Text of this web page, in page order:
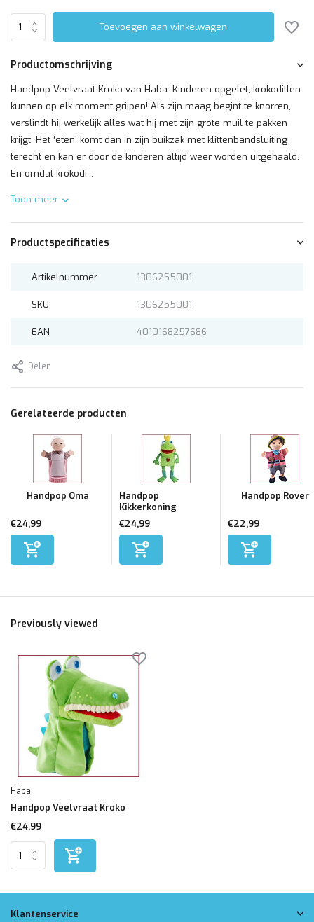
Toevoegen aan winkelwagen
Productomschrijving
Handpop Veelvraat Kroko van Haba. Kinderen opgelet, krokodillen
kunnen op elk moment grijpen! Als zijn maag begint te knorren,
verslindt hij werkelijk alles wat hij met zijn grote muil te pakken
krijgt. Het ‘eten’ komt dan in zijn buikzak met klittenbandsluiting
terecht en kan er door de kinderen altijd weer worden uitgehaald.
En omdat krokodi...
Toon meer
Productspecificaties
Artikelnummer 1306255001
SKU 1306255001
EAN 4010168257686
Delen
Gerelateerde producten
Handpop Oma
€24,99
Handpop
Kikkerkoning
€24,99
Handpop Rover
€22,99
Previously viewed
Haba
Handpop Veelvraat Kroko
€24,99
Klantenservice